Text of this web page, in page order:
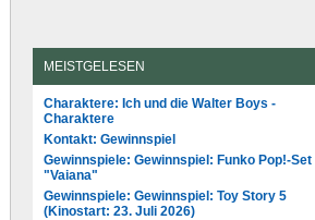
MEISTGELESEN
Charaktere: Ich und die Walter Boys -
Charaktere
Kontakt: Gewinnspiel
Gewinnspiele: Gewinnspiel: Funko Pop!-Set
"Vaiana"
Gewinnspiele: Gewinnspiel: Toy Story 5
(Kinostart: 23. Juli 2026)